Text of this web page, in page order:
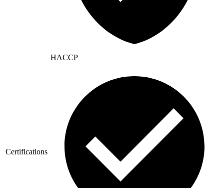
Certifications
HACCP